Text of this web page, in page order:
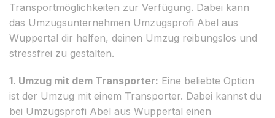
Transportmöglichkeiten zur Verfügung. Dabei kann
das Umzugsunternehmen Umzugsprofi Abel aus
Wuppertal dir helfen, deinen Umzug reibungslos und
stressfrei zu gestalten.
1. Umzug mit dem Transporter: Eine beliebte Option
ist der Umzug mit einem Transporter. Dabei kannst du
bei Umzugsprofi Abel aus Wuppertal einen